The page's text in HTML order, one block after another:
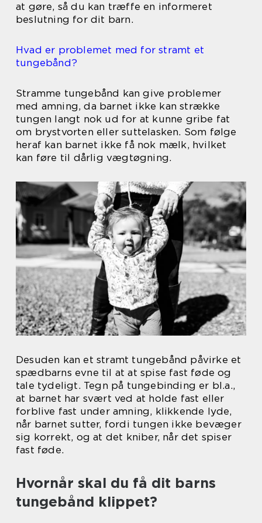
at gøre, så du kan træffe en informeret
beslutning for dit barn.
Hvad er problemet med for stramt et
tungebånd?
Stramme tungebånd kan give problemer
med amning, da barnet ikke kan strække
tungen langt nok ud for at kunne gribe fat
om brystvorten eller suttelasken. Som følge
heraf kan barnet ikke få nok mælk, hvilket
kan føre til dårlig vægtøgning.
Desuden kan et stramt tungebånd påvirke et
spædbarns evne til at at spise fast føde og
tale tydeligt. Tegn på tungebinding er bl.a.,
at barnet har svært ved at holde fast eller
forblive fast under amning, klikkende lyde,
når barnet sutter, fordi tungen ikke bevæger
sig korrekt, og at det kniber, når det spiser
fast føde.
Hvornår skal du få dit barns
tungebånd klippet?